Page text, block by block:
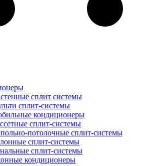
сплит системы
сплит-системы
кондиционеры
сплит-системы
потолочные сплит-системы
сплит-системы
сплит-системы
кондиционеры